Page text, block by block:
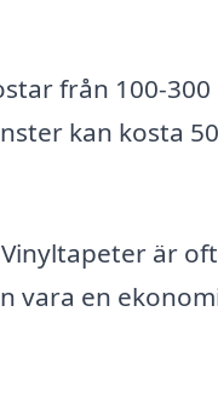
från 100-300
kan kosta
är
vara en